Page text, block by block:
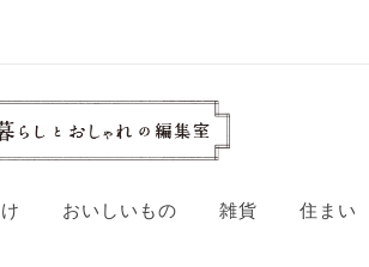
おいしいもの 雑貨 住まい